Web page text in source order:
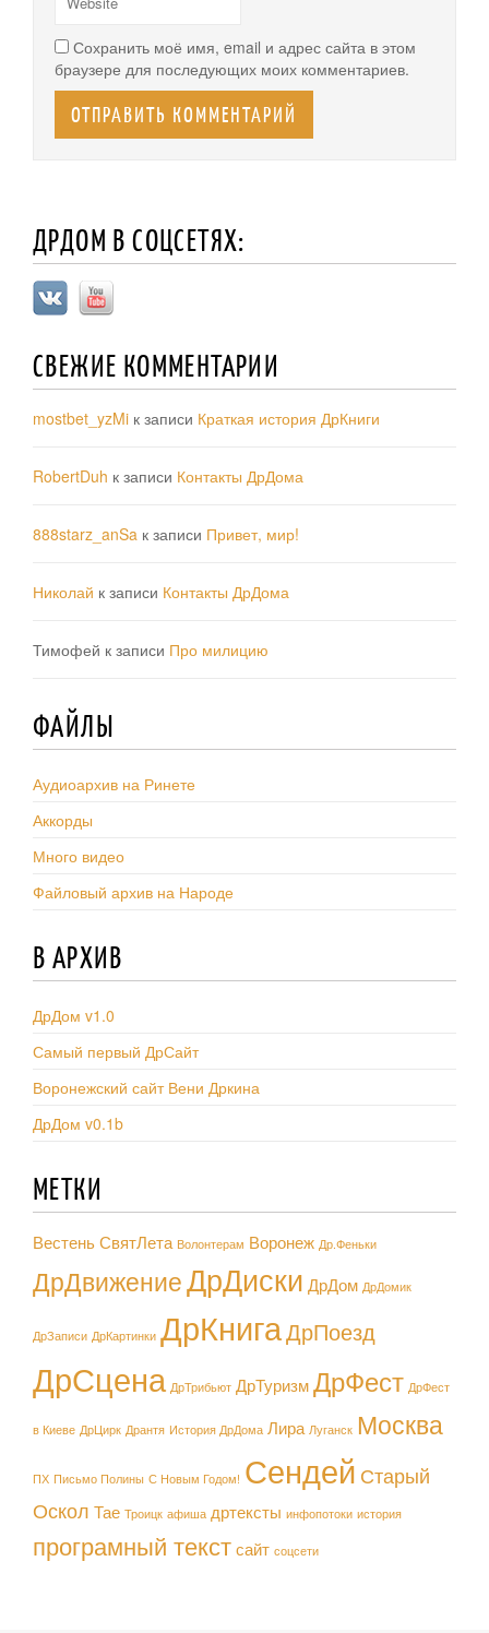
Сохранить моё имя, email и адрес сайта в этом
браузере для последующих моих комментариев.
ДРДОМ В СОЦСЕТЯХ:
СВЕЖИЕ КОММЕНТАРИИ
mostbet_yzMi к записи Краткая история ДрКниги
RobertDuh к записи Контакты ДрДома
888starz_anSa к записи Привет, мир!
Николай к записи Контакты ДрДома
Тимофей к записи Про милицию
ФАЙЛЫ
Аудиоархив на Ринете
Аккорды
Много видео
Файловый архив на Народе
В АРХИВ
ДрДом v1.0
Самый первый ДрСайт
Воронежский сайт Вени Дркина
ДрДом v0.1b
МЕТКИ
Вестень СвятЛета Волонтерам Воронеж Др.Феньки
ДрДвижениеДрДиски ДрДом ДрДомик
ДрЗаписи ДрКартинки ДрКнигаДрПоезд
ДрСцена ДрТрибьют ДрТуризмДрФест ДрФест
в Киеве ДрЦирк Дрантя История ДрДома Лира Луганск Москва
ПХ Письмо Полины С Новым Годом! Сендей Старый
Оскол Тае Троицк афиша дртексты инфопотоки история
програмный текстсайт соцсети